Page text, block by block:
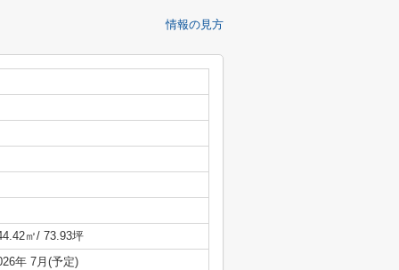
情報の見方
㎡/ 73.93坪
年 7月(予定)